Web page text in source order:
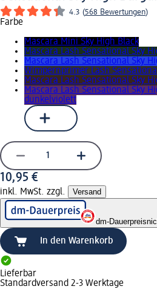
4.3 (568 Bewertungen)
Farbe
Mascara Mini Sky High Black
Mascara Lash Sensational Sky
Mascara Lash Sensational Sky
Wimpernprimer Lash
Mascara Lash Sensational Sky
Mascara Lash Sensational Sky
dunkelviolett
10,95 €
inkl. MwSt. zzgl. Versand
dm-Dauerpreis
In den Warenkorb
Lieferbar
Standardversand 2-3 Werktage